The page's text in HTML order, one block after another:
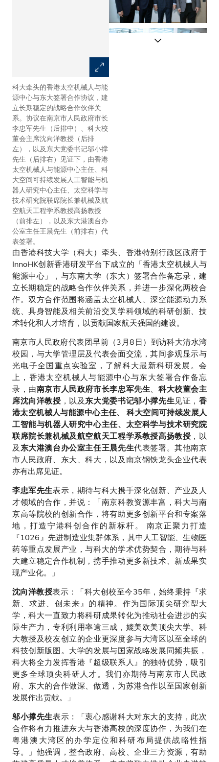
科大牵头的香港太空机械人与能
源中心与东大签署合作协议，建
立长期稳定的战略合作伙伴关
系。协议在南京市人民政府市长
李忠军先生（后排中）、科大校
董会主席沈向洋教授（后排
左），以及东大党委书记邬小撑
先生（后排右）见证下，由香港
太空机械人与能源中心主任、科
大空间可持续发展人工智能与机
器人研究中心主任、太空科学与
技术研究院联席院长兼机械及航
空航天工程学系教授高扬教授
（前排左），以及东大港澳台办
公室主任王晨先生（前排右）代
表签署。
由香港科技大学（科大）牵头、香港特别行政区政府于
InnoHK创新香港研发平台下成立的「香港太空机械人与
能源中心」，与东南大学（东大）签署合作备忘录，建
立长期稳定的战略合作伙伴关系，并进一步深化两校合
作。双方合作范围将涵盖太空机械人、深空能源动力系
统、具身智能及相关前沿交叉学科领域的科研创新、技
术转化和人才培育，以贡献国家航天强国的建设。
南京市人民政府代表团早前（3月8日）到访科大清水湾
校园，与大学管理层及代表会面交流，其间参观显示与
光电子全国重点实验室，了解科大最新科研发展。会
上，香港太空机械人与能源中心与东大签署合作备忘
录，由南京市人民政府市长李忠军先生
科大校董会主
席沈向洋教授 ，以及东大党委书记邬小撑先生见证，香
港太空机械人与能源中心主任、 科大空间可持续发展人
工智能与机器人研究中心主任、太空科学与技术研究院
联席院长兼机械及航空航天工程学系教授高扬教授 ，以
及 东大港澳台办公室主任王晨先生代表签署。其他南京
市人民政府、东大、科大，以及南京钢铁龙头企业代表
亦有出席见证。
李忠军先生表示，期待与科大携手深化创新、产业及人
才领域的合作，并说：「南京科教资源丰富，科大与南
京高等院校的创新合作，将有助更多创新平台和专案落
地，打造宁港科创合作的新标杆。 南京正聚力打造
『1026』先进制造业集群体系，其中人工智能、生物医
药等重点发展产业，与科大的学术优势契合，期待与科
大建立稳定合作机制，携手推动更多新技术、新成果实
现产业化。」
沈向洋教授表示：「科大创校至今35年，始终秉持『求
新、求进、创未来』的精神。作为国际顶尖研究型大
学，科大一直致力将科研成果转化为推动社会进步的实
际生产力，专利利用率逾三成，媲美欧美顶尖大学。科
大教授及校友创立的企业更深度参与大湾区以至全球的
科技创新版图。大学的发展与国家战略发展同频共振，
科大将全力发挥香港『超级联系人』的独特优势，吸引
更多全球顶尖科研人才。我们亦期待与南京市人民政
府、东大的合作做深、做透，为苏港合作以至国家创新
发展作出贡献。」
邬小撑先生表示：「衷心感谢科大对东大的支持，此次
合作将有力推进东大与香港高校的深度协作，为我们在
粤港澳大湾区的办学定位和科研布局提供战略性指
导。」他强调，整合政府、高校、企业三方资源，有助